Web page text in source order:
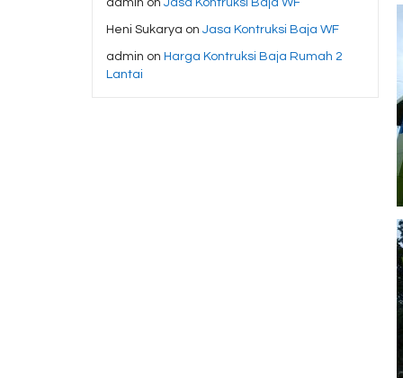
admin on Jasa Kontruksi Baja WF
Heni Sukarya on Jasa Kontruksi Baja WF
admin on Harga Kontruksi Baja Rumah 2
Lantai